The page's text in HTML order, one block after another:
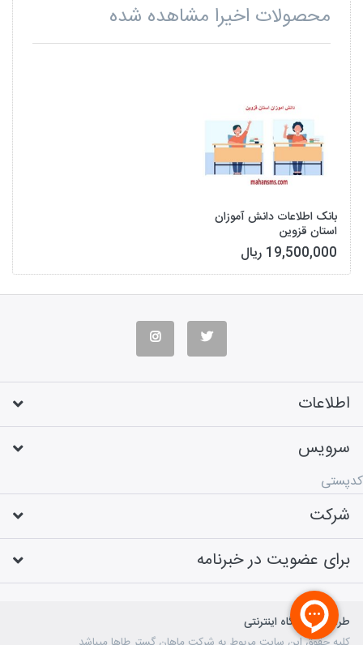
محصولات اخیرا مشاهده شده
بانک اطلاعات دانش آموزان
استان قزوین
19,500,000 ریال
اطلاعات
سرویس
کدپستی
شرکت
برای عضویت در خبرنامه
طراحی فروشگاه اینترنتی